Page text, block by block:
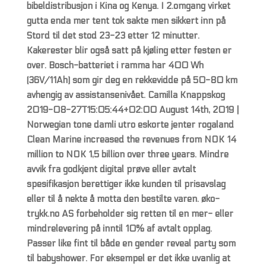
bibeldistribusjon i Kina og Kenya. I 2.omgang virket
gutta enda mer tent tok sakte men sikkert inn på
Stord til det stod 23-23 etter 12 minutter.
Kakerester blir også satt på kjøling etter festen er
over. Bosch-batteriet i ramma har 400 Wh
(36V/11Ah) som gir deg en rekkevidde på 50-80 km
avhengig av assistansenivået. Camilla Knappskog
2019-08-27T15:05:44+02:00 August 14th, 2019 |
Norwegian tone damli utro eskorte jenter rogaland
Clean Marine increased the revenues from NOK 14
million to NOK 1,5 billion over three years. Mindre
avvik fra godkjent digital prøve eller avtalt
spesifikasjon berettiger ikke kunden til prisavslag
eller til å nekte å motta den bestilte varen. øko-
trykk.no AS forbeholder sig retten til en mer- eller
mindrelevering på inntil 10% af avtalt opplag.
Passer like fint til både en gender reveal party som
til babyshower. For eksempel er det ikke uvanlig at